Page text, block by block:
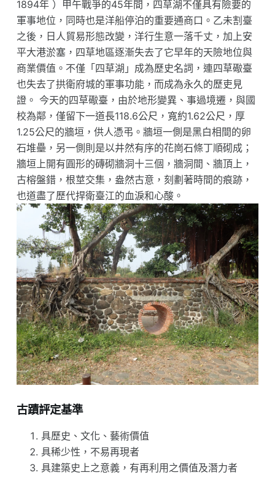
1894年 ）甲午戰爭的45年間，四草湖不僅具有險要的
軍事地位，同時也是洋船停泊的重要通商口。乙未割臺
之後，日人貿易形態改變，洋行生意一落千丈，加上安
平大港淤塞，四草地區逐漸失去了它早年的天險地位與
商業價值。不僅「四草湖」成為歷史名詞，連四草礮臺
也失去了拱衛府城的軍事功能，而成為永久的歷吏見
證。 今天的四草礮臺，由於地形變異、事過境遷，與國
校為鄰，僅留下一道長118.6公尺，寬約1.62公尺，厚
1.25公尺的牆垣，供人憑弔。牆垣一側是黑白相間的卵
石堆壘，另一側則是以井然有序的花崗石條丁順砌成；
牆垣上開有圓形的磚砌牆洞十三個，牆洞間、牆頂上，
古榕盤錯，根莖交集，盎然古意，刻劃著時間的痕跡，
也道盡了歷代捍衛臺江的血淚和心酸。
古蹟評定基準
具歷史、文化、藝術價值
具稀少性，不易再現者
具建築史上之意義，有再利用之價值及潛力者